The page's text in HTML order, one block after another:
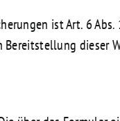
ist Art. 6 Abs.
dieser